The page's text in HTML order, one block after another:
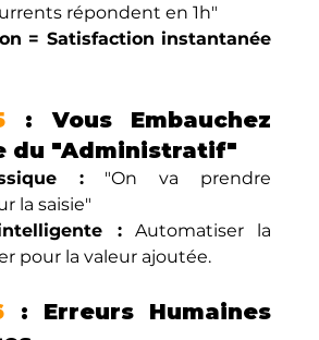
répondent en 1h"
= Satisfaction instantanée
: Vous Embauchez
du "Administratif"
: "On va prendre
la saisie"
: Automatiser la
pour la valeur ajoutée.
: Erreurs Humaines